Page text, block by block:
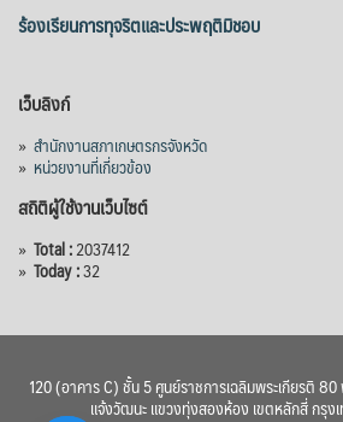
ร้องเรียนการทุจริตและประพฤติมิชอบ
เว็บลิงก์
» สำนักงานสภาเกษตรกรจังหวัด
» หน่วยงานที่เกี่ยวข้อง
สถิติผู้ใช้งานเว็บไซต์
» Total :2037412
» Today :32
120 (อาคาร C) ชั้น 5 ศูนย์ราชการเฉลิมพระเกียรติ
แจ้งวัฒนะ แขวงทุ่งสองห้อง เขตหลักสี่ กรุง